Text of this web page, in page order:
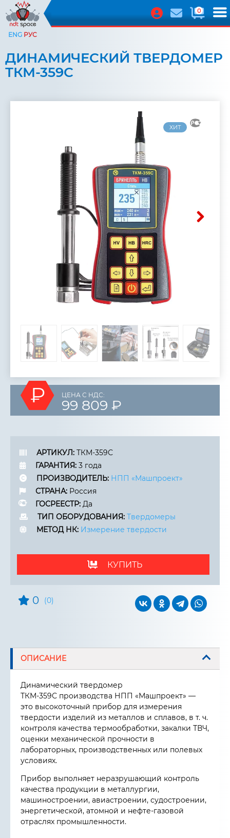
ENG РУС
0
ДИНАМИЧЕСКИЙ ТВЕРДОМЕР
ТКМ-359С
ХИТ
₽ ЦЕНА С НДС:
99 809 ₽
АРТИКУЛ: ТКМ-359С
ГАРАНТИЯ: 3 года
ПРОИЗВОДИТЕЛЬ: НПП «Машпроект»
СТРАНА: Россия
ГОСРЕЕСТР: Да
ТИП ОБОРУДОВАНИЯ: Твердомеры
МЕТОД НК: Измерение твердости
КУПИТЬ
0 (0)
ОПИСАНИЕ
Динамический твердомер
ТКМ-359С производства НПП «Машпроект» —
это высокоточный прибор для измерения
твердости изделий из металлов и сплавов, в т. ч.
контроля качества термообработки, закалки ТВЧ,
оценки механической прочности в
лабораторных, производственных или полевых
условиях.
Прибор выполняет неразрушающий контроль
качества продукции в металлургии,
машиностроении, авиастроении, судостроении,
энергетической, атомной и нефте-газовой
отраслях промышленности.